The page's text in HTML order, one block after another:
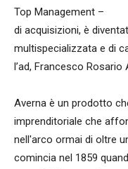
Top Management –
di acquisizioni, è
multispecializzata e di
l’ad, Francesco Rosario
Averna è un prodotto
imprenditoriale che
nell'arco ormai di oltre
comincia nel 1859